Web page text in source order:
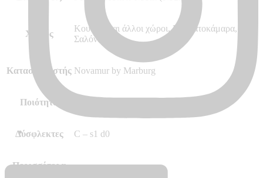
Χώρος
Κουζίνα και άλλοι χώροι, Κρεβατοκάμαρα,
Σαλόνι
Κατασκευαστής Novamur by Marburg
Ποιότητα
Δύσφλεκτες C – s1 d0
Περισσότερα –